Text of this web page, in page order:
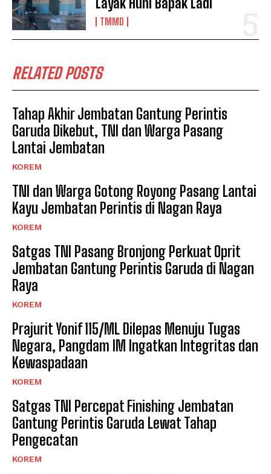
Layak Huni Bapak Ladi
TMMD
RELATED POSTS
Tahap Akhir Jembatan Gantung Perintis
Garuda Dikebut, TNI dan Warga Pasang
Lantai Jembatan
KOREM
TNI dan Warga Gotong Royong Pasang Lantai
Kayu Jembatan Perintis di Nagan Raya
KOREM
Satgas TNI Pasang Bronjong Perkuat Oprit
Jembatan Gantung Perintis Garuda di Nagan
Raya
KOREM
Prajurit Yonif 115/ML Dilepas Menuju Tugas
Negara, Pangdam IM Ingatkan Integritas dan
Kewaspadaan
KOREM
Satgas TNI Percepat Finishing Jembatan
Gantung Perintis Garuda Lewat Tahap
Pengecatan
KOREM